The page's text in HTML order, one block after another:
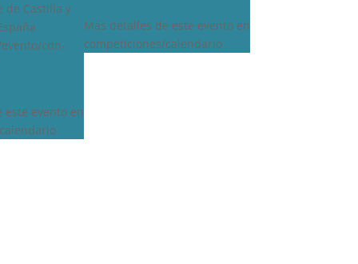
de Castilla y
cdn-
este evento en
Más detalles de este evento en
competiciones/calendario